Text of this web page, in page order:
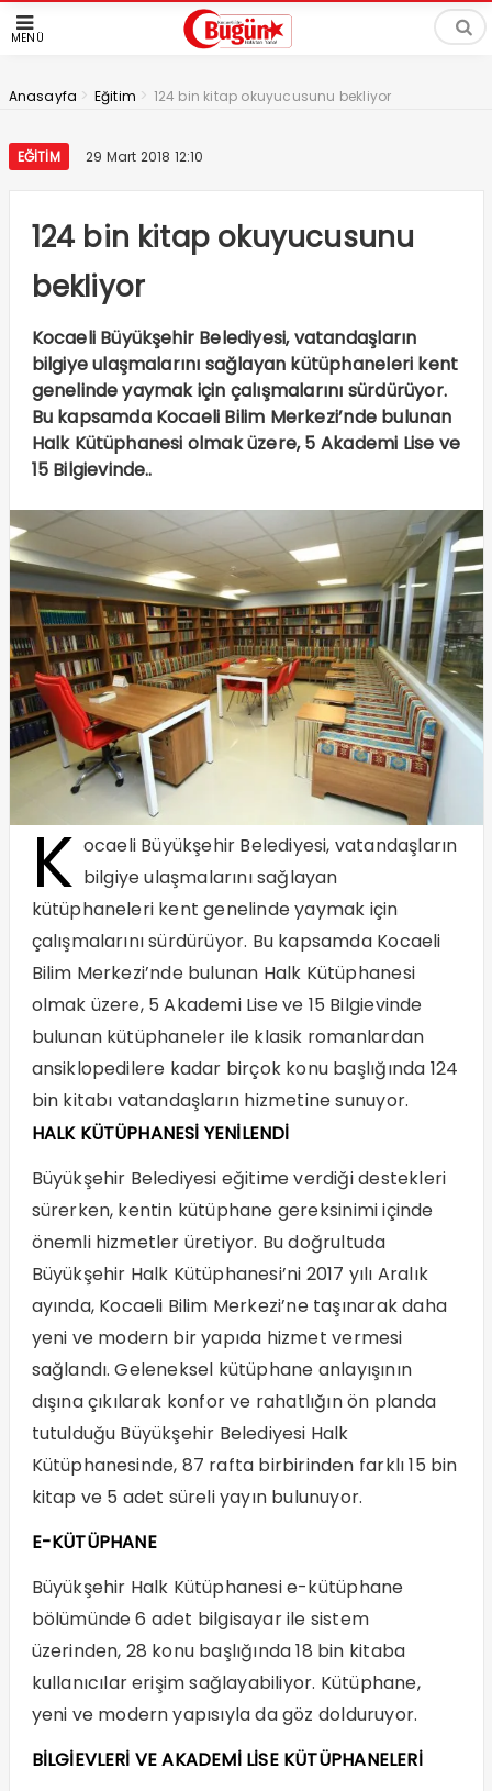
MENÜ
Anasayfa > Eğitim > 124 bin kitap okuyucusunu bekliyor
EĞITIM 29 Mart 2018 12:10
124 bin kitap okuyucusunu
bekliyor
Kocaeli Büyükşehir Belediyesi, vatandaşların
bilgiye ulaşmalarını sağlayan kütüphaneleri kent
genelinde yaymak için çalışmalarını sürdürüyor.
Bu kapsamda Kocaeli Bilim Merkezi’nde bulunan
Halk Kütüphanesi olmak üzere, 5 Akademi Lise ve
15 Bilgievinde..
K ocaeli Büyükşehir Belediyesi, vatandaşların
bilgiye ulaşmalarını sağlayan
kütüphaneleri kent genelinde yaymak için
çalışmalarını sürdürüyor. Bu kapsamda Kocaeli
Bilim Merkezi’nde bulunan Halk Kütüphanesi
olmak üzere, 5 Akademi Lise ve 15 Bilgievinde
bulunan kütüphaneler ile klasik romanlardan
ansiklopedilere kadar birçok konu başlığında 124
bin kitabı vatandaşların hizmetine sunuyor.
HALK KÜTÜPHANESİ YENİLENDİ
Büyükşehir Belediyesi eğitime verdiği destekleri
sürerken, kentin kütüphane gereksinimi içinde
önemli hizmetler üretiyor. Bu doğrultuda
Büyükşehir Halk Kütüphanesi’ni 2017 yılı Aralık
ayında, Kocaeli Bilim Merkezi’ne taşınarak daha
yeni ve modern bir yapıda hizmet vermesi
sağlandı. Geleneksel kütüphane anlayışının
dışına çıkılarak konfor ve rahatlığın ön planda
tutulduğu Büyükşehir Belediyesi Halk
Kütüphanesinde, 87 rafta birbirinden farklı 15 bin
kitap ve 5 adet süreli yayın bulunuyor.
E-KÜTÜPHANE
Büyükşehir Halk Kütüphanesi e-kütüphane
bölümünde 6 adet bilgisayar ile sistem
üzerinden, 28 konu başlığında 18 bin kitaba
kullanıcılar erişim sağlayabiliyor. Kütüphane,
yeni ve modern yapısıyla da göz dolduruyor.
BİLGİEVLERİ VE AKADEMİ LİSE KÜTÜPHANELERİ